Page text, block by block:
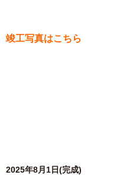
竣工写真はこちら
2025年8月1日(完成)